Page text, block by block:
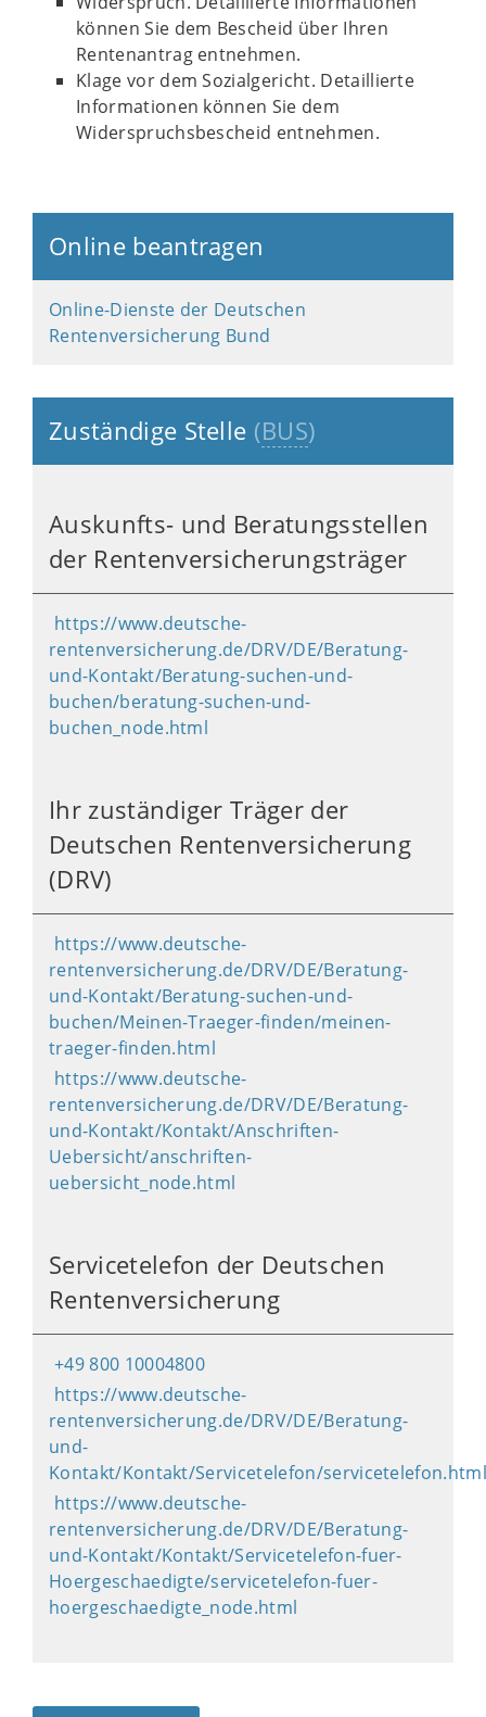
können Sie dem Bescheid über Ihren
Rentenantrag entnehmen.
Klage vor dem Sozialgericht. Detaillierte
Informationen können Sie dem
Widerspruchsbescheid entnehmen.
Online beantragen
Online-Dienste der Deutschen
Rentenversicherung Bund
Zuständige Stelle (BUS)
Auskunfts- und Beratungsstellen
der Rentenversicherungsträger
https://www.deutsche-
rentenversicherung.de/DRV/DE/Beratung-
und-Kontakt/Beratung-suchen-und-
buchen/beratung-suchen-und-
buchen_node.html
Ihr zuständiger Träger der
Deutschen Rentenversicherung
(DRV)
https://www.deutsche-
rentenversicherung.de/DRV/DE/Beratung-
und-Kontakt/Beratung-suchen-und-
buchen/Meinen-Traeger-finden/meinen-
traeger-finden.html
https://www.deutsche-
rentenversicherung.de/DRV/DE/Beratung-
und-Kontakt/Kontakt/Anschriften-
Uebersicht/anschriften-
uebersicht_node.html
Servicetelefon der Deutschen
Rentenversicherung
+49 800 10004800
https://www.deutsche-
rentenversicherung.de/DRV/DE/Beratung-
und-
Kontakt/Kontakt/Servicetelefon/
https://www.deutsche-
rentenversicherung.de/DRV/DE/Beratung-
und-Kontakt/Kontakt/Servicetelefon-fuer-
Hoergeschaedigte/servicetelefon-fuer-
hoergeschaedigte_node.html